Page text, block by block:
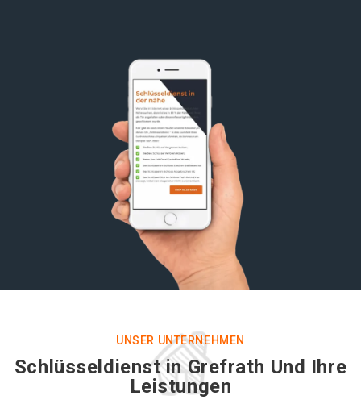
UNSER UNTERNEHMEN
Schlüsseldienst in Grefrath Und Ihre
Leistungen